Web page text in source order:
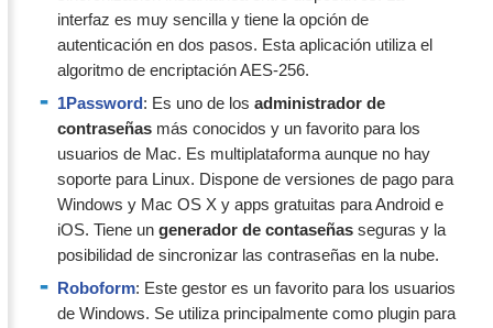
interfaz es muy sencilla y tiene la opción de
autenticación en dos pasos. Esta aplicación utiliza el
algoritmo de encriptación AES-256.
1Password: Es uno de los administrador de
contraseñas más conocidos y un favorito para los
usuarios de Mac. Es multiplataforma aunque no hay
soporte para Linux. Dispone de versiones de pago para
Windows y Mac OS X y apps gratuitas para Android e
iOS. Tiene un generador de contaseñas seguras y la
posibilidad de sincronizar las contraseñas en la nube.
Roboform: Este gestor es un favorito para los usuarios
de Windows. Se utiliza principalmente como plugin para